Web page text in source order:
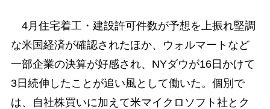
4月住宅着工・建設許可件数が予想を上振れ堅調
な米国経済が確認されたほか、ウォルマートなど
一部企業の決算が好感され、NYダウが16日かけて
3日続伸したことが追い風として働いた。個別で
は、自社株買いに加えて米マイクロソフト社とク